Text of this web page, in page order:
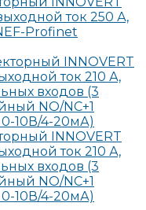
ток 250 А,
Profinet
INNOVERT
ток 210 А,
входов (3
NO/NC+1
10В/4-20мА)